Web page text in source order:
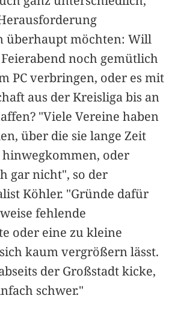
überhaupt möchten: Will
noch gemütlich
PC verbringen, oder es mit
aus der Kreisliga bis an
"Viele Vereine haben
über die sie lange Zeit
oder
gar nicht", so der
Köhler. "Gründe dafür
fehlende
oder eine zu kleine
kaum vergrößern lässt.
der Großstadt kicke,
schwer."